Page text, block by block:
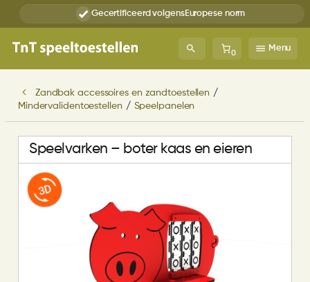
Gecertificeerd volgensEuropese norm
0
Menu
Zandbak accessoires en zandtoestellen /
Mindervalidentoestellen / Speelpanelen
Speelvarken – boter kaas en eieren